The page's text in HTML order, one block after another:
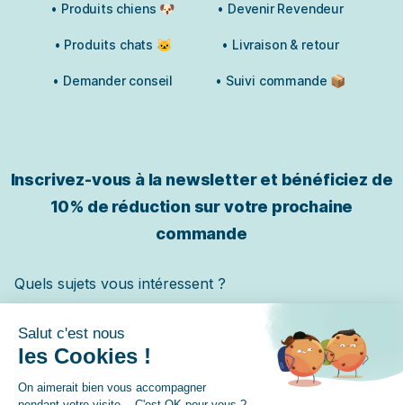
• Produits chiens 🐶
• Produits chats 🐱
• Demander conseil
• Devenir Revendeur
• Livraison & retour
• Suivi commande 📦
Inscrivez-vous à la newsletter et bénéficiez de
10% de réduction sur votre prochaine
commande
Quels sujets vous intéressent ?
✓ Je m'inscris